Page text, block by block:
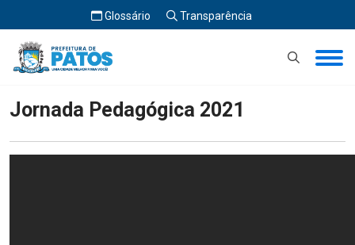
Glossário Transparência
Início Jornada Pedagógica 2021
Jornada Pedagógica 2021